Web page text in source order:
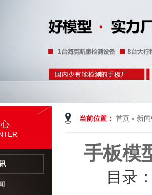
当前位置： 首页 » 新
手板模
目录